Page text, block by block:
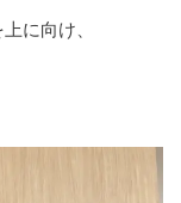
に向け、